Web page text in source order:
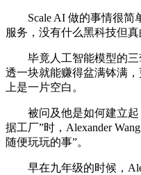
Scale AI 做的事情很简
服务，没有什么黑科技但真
毕竟人工智能模型的三
透一块就能赚得盆满钵满
上是一片空白。
被问及他是如何建立起
据工厂”时，Alexander
随便玩玩的事”。
早在九年级的时候，